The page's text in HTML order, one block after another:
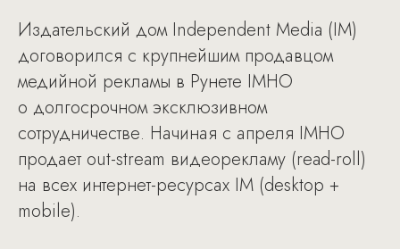
Издательский дом Independent Media (IM)
договорился с крупнейшим продавцом
медийной рекламы в Рунете IMHO
о долгосрочном эксклюзивном
сотрудничестве. Начиная с апреля IMHO
продает out-stream видеорекламу (read-roll)
на всех интернет-ресурсах IM (desktop +
mobile).